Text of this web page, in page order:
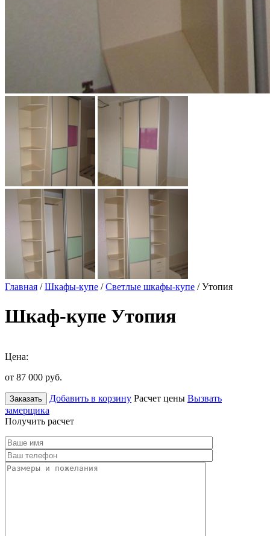
Главная /Шкафы-купе /Светлые шкафы-купе / Утопия
Шкаф-купе Утопия
Цена:
от 87 000 руб.
Заказать Добавить в корзину Расчет цены Вызвать
замерщика
Получить расчет